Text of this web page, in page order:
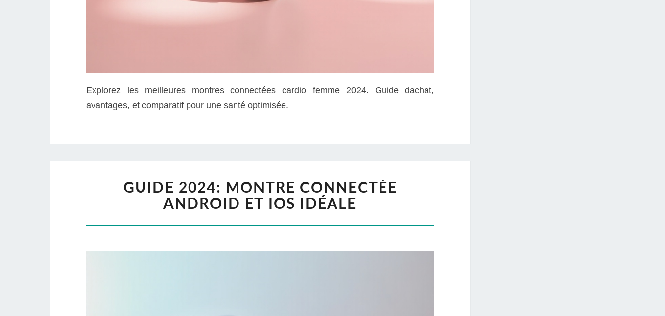
Explorez les meilleures montres connectées cardio femme 2024. Guide dachat,
avantages, et comparatif pour une santé optimisée.
GUIDE 2024: MONTRE CONNECTÉE
ANDROID ET IOS IDÉALE